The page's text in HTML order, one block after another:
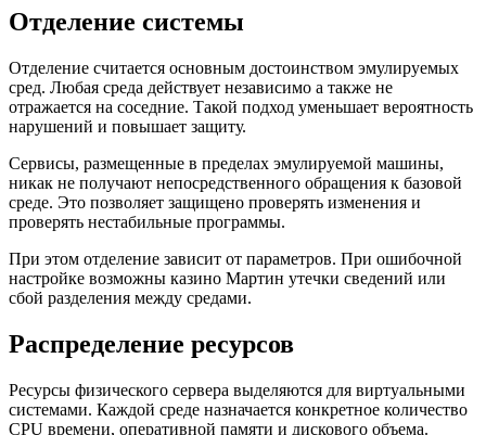
Отделение системы
Отделение считается основным достоинством эмулируемых
сред. Любая среда действует независимо а также не
отражается на соседние. Такой подход уменьшает вероятность
нарушений и повышает защиту.
Сервисы, размещенные в пределах эмулируемой машины,
никак не получают непосредственного обращения к базовой
среде. Это позволяет защищено проверять изменения и
проверять нестабильные программы.
При этом отделение зависит от параметров. При ошибочной
настройке возможны казино Мартин утечки сведений или
сбой разделения между средами.
Распределение ресурсов
Ресурсы физического сервера выделяются для виртуальными
системами. Каждой среде назначается конкретное количество
CPU времени, оперативной памяти и дискового объема.